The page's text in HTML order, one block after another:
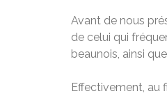
Avant de nous
de celui qui
beaunois, ainsi
Effectivement, au